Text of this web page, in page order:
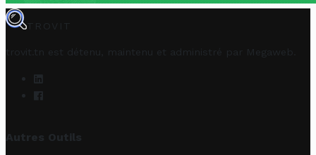
TROVIT
trovit.tn est détenu, maintenu et administré par Megaweb
Autres Outils